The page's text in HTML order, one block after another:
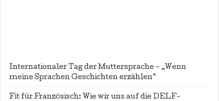
Internationaler Tag der Muttersprache – „Wenn
meine Sprachen Geschichten erzählen“
Fit für Französisch: Wie wir uns auf die DELF-